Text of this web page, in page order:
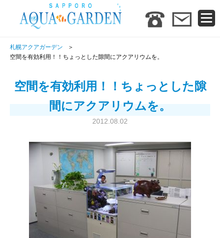
札幌アクアガーデン
空間を有効利用！！ちょっとした隙間にアクアリウムを。
空間を有効利用！！ちょっとした隙
間にアクアリウムを。
2012.08.02